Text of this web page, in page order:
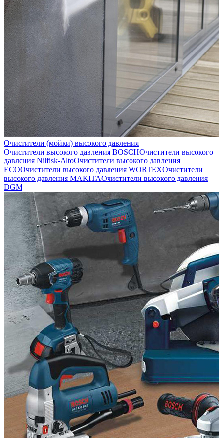
Очистители (мойки) высокого давления
Очистители высокого давления BOSCHОчистители высокого
давления Nilfisk-AltoОчистители высокого давления
ECOОчистители высокого давления WORTEXОчистители
высокого давления MAKITAОчистители высокого давления
DGM